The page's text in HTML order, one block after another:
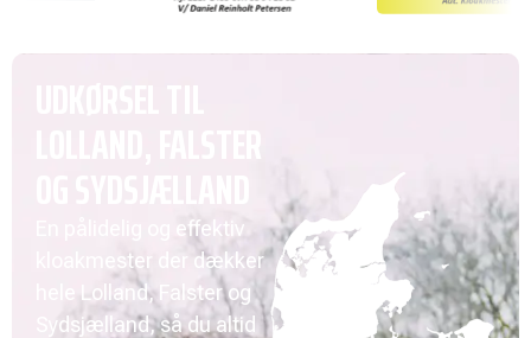
En pålidelig og effektiv
kloakmester der dækker
hele Lolland, Falster og
Sydsjælland, så du altid